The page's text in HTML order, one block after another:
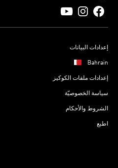
إعدادات البيانات
Bahrain
إعدادات ملفات الكوكيز
سياسة الخصوصيّة
الشروط والأحكام
اطبع